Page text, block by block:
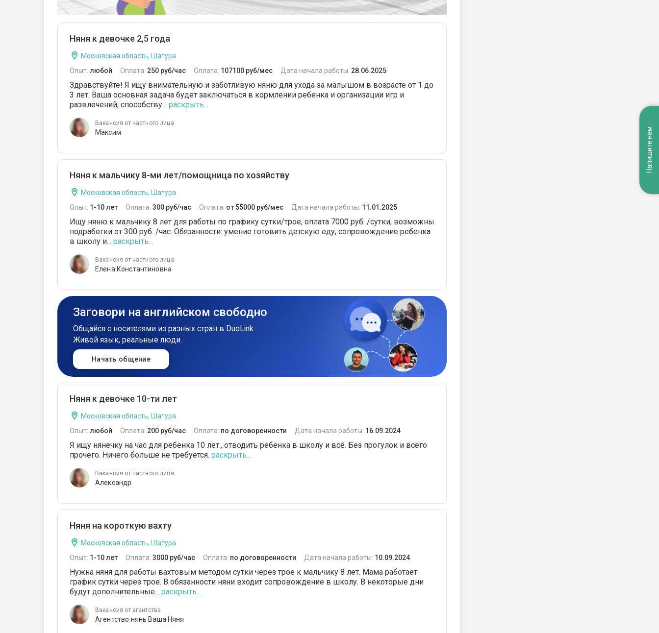
Няня к девочке 2,5 года
Московская область, Шатура
Опыт: любой Оплата: 250 руб/час Оплата: 107100 руб/мес Дата начала работы: 28.06.2025
Здравствуйте! Я ищу внимательную и заботливую няню для ухода за малышом в возрасте от 1 до
3 лет. Ваша основная задача будет заключаться в кормлении ребенка и организации игр и
развлечений, способству... раскрыть...
Вакансия от частного лица
Максим
Няня к мальчику 8-ми лет/помощница по хозяйству
Московская область, Шатура
Опыт: 1-10 лет Оплата: 300 руб/час Оплата: от 55000 руб/мес Дата начала работы: 11.01.2025
Ищу няню к мальчику 8 лет для работы по графику сутки/трое, оплата 7000 руб. /сутки, возможны
подработки от 300 руб. /час. Обязанности: умение готовить детскую еду, сопровождение ребенка
в школу и... раскрыть...
Вакансия от частного лица
Елена Константиновна
Заговори на английском свободно
Общайся с носителями из разных стран в DuoLink.
Живой язык, реальные люди.
Начать общение
Няня к девочке 10-ти лет
Московская область, Шатура
Опыт: любой Оплата: 200 руб/час Оплата: по договоренности Дата начала работы: 16.09.2024
Я ищу нянечку на час для ребенка 10 лет., отводить ребенка в школу и всё. Без прогулок и всего
прочего. Ничего больше не требуется. раскрыть...
Вакансия от частного лица
Александр
Няня на короткую вахту
Московская область, Шатура
Опыт: 1-10 лет Оплата: 3000 руб/час Оплата: по договоренности Дата начала работы: 10.09.2024
Нужна няня для работы вахтовым методом сутки через трое к мальчику 8 лет. Мама работает
график сутки через трое. В обязанности няни входит сопровождение в школу. В некоторые дни
будут дополнительные... раскрыть...
Вакансия от агентства
Агентство нянь Ваша Няня
Напишите нам